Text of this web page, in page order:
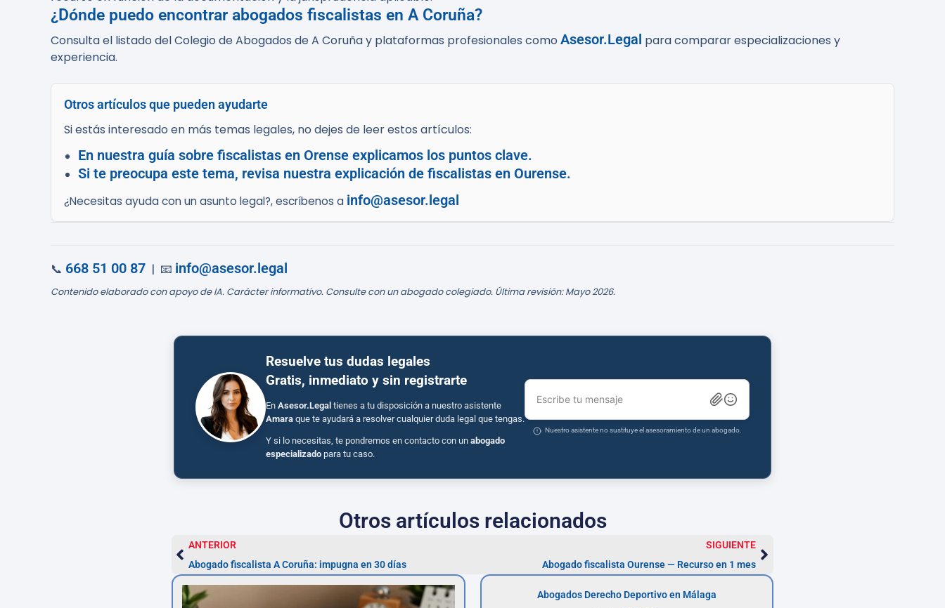
¿Dónde puedo encontrar abogados fiscalistas en A Coruña?
Consulta el listado del Colegio de Abogados de A Coruña y plataformas profesionales como Asesor.Legal para comparar especializaciones y
experiencia.
Otros artículos que pueden ayudarte
Si estás interesado en más temas legales, no dejes de leer estos artículos:
En nuestra guía sobre fiscalistas en Orense explicamos los puntos clave.
Si te preocupa este tema, revisa nuestra explicación de fiscalistas en Ourense.
¿Necesitas ayuda con un asunto legal?, escríbenos a info@asesor.legal
📞 668 51 00 87 | 📧 info@asesor.legal
Contenido elaborado con apoyo de IA. Carácter informativo. Consulte con un abogado colegiado. Última revisión: Mayo 2026.
Resuelve tus dudas legales
Gratis, inmediato y sin registrarte
En Asesor.Legal tienes a tu disposición a nuestro asistente
Amara que te ayudará a resolver cualquier duda legal que tengas.
Y si lo necesitas, te pondremos en contacto con un abogado
especializado para tu caso.
Escribe tu mensaje
Nuestro asistente no sustituye el asesoramiento de un abogado.
Otros artículos relacionados
ANTERIOR
Abogado fiscalista A Coruña: impugna en 30 días
SIGUIENTE
Abogado fiscalista Ourense — Recurso en 1 mes
Abogados Derecho Deportivo en Málaga